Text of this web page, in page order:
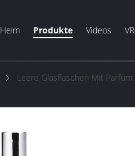
Heim Produkte Videos
Leere Glasflaschen Mit Parfüm